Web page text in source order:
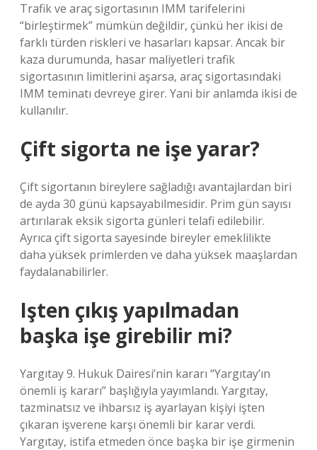
Trafik ve araç sigortasının IMM tarifelerini
“birleştirmek” mümkün değildir, çünkü her ikisi de
farklı türden riskleri ve hasarları kapsar. Ancak bir
kaza durumunda, hasar maliyetleri trafik
sigortasının limitlerini aşarsa, araç sigortasındaki
IMM teminatı devreye girer. Yani bir anlamda ikisi de
kullanılır.
Çift sigorta ne işe yarar?
Çift sigortanın bireylere sağladığı avantajlardan biri
de ayda 30 günü kapsayabilmesidir. Prim gün sayısı
artırılarak eksik sigorta günleri telafi edilebilir.
Ayrıca çift sigorta sayesinde bireyler emeklilikte
daha yüksek primlerden ve daha yüksek maaşlardan
faydalanabilirler.
Işten çıkış yapılmadan
başka işe girebilir mi?
Yargıtay 9. Hukuk Dairesi’nin kararı “Yargıtay’ın
önemli iş kararı” başlığıyla yayımlandı. Yargıtay,
tazminatsız ve ihbarsız iş ayarlayan kişiyi işten
çıkaran işverene karşı önemli bir karar verdi.
Yargıtay, istifa etmeden önce başka bir işe girmenin